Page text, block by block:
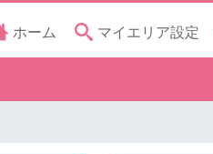
ホーム マイエリア設定